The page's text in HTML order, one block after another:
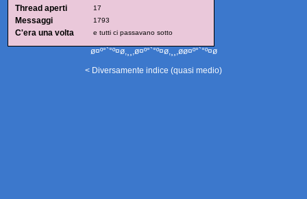
Thread aperti 17
Messaggi 1793
C'era una volta e tutti ci passavano sotto
ø¤º°`°º¤ø,¸¸,ø¤º°`°º¤ø,¸¸,øø¤º°`°º¤ø
< Diversamente indice (quasi medio)